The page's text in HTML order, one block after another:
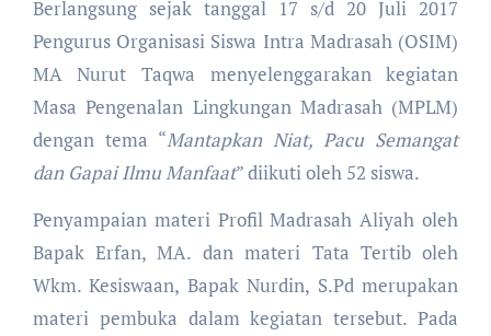
Berlangsung sejak tanggal 17 s/d 20 Juli 2017
Pengurus Organisasi Siswa Intra Madrasah (OSIM)
MA Nurut Taqwa menyelenggarakan kegiatan
Masa Pengenalan Lingkungan Madrasah (MPLM)
dengan tema “Mantapkan Niat, Pacu Semangat
dan Gapai Ilmu Manfaat” diikuti oleh 52 siswa.
Penyampaian materi Profil Madrasah Aliyah oleh
Bapak Erfan, MA. dan materi Tata Tertib oleh
Wkm. Kesiswaan, Bapak Nurdin, S.Pd merupakan
materi pembuka dalam kegiatan tersebut. Pada